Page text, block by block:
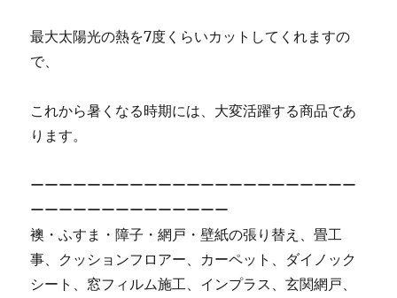
最大太陽光の熱を7度くらいカットしてくれますの
で、
これから暑くなる時期には、大変活躍する商品であ
ります。
ーーーーーーーーーーーーーーーーーーーーーーー
ーーーーーーーーーーーーーー
襖・ふすま・障子・網戸・壁紙の張り替え、畳工
事、クッションフロアー、カーペット、ダイノック
シート、窓フィルム施工、インプラス、玄関網戸、